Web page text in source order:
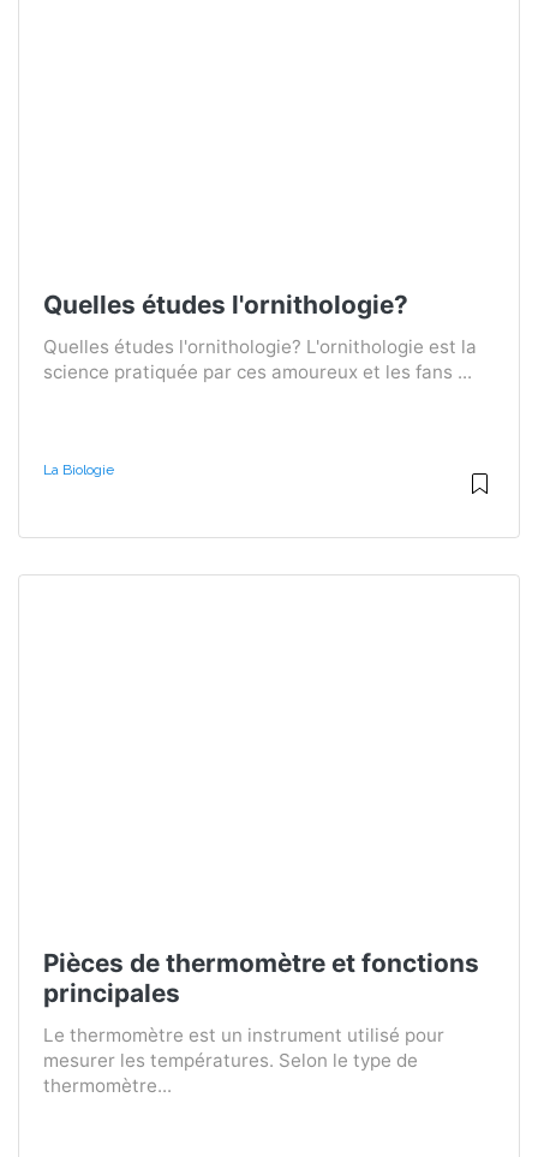
Quelles études l'ornithologie?
Quelles études l'ornithologie? L'ornithologie est la
science pratiquée par ces amoureux et les fans ...
La Biologie
Pièces de thermomètre et fonctions
principales
Le thermomètre est un instrument utilisé pour
mesurer les températures. Selon le type de
thermomètre...